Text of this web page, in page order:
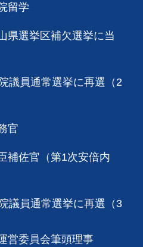
留学
県選挙区補欠選挙に当
議員通常選挙に再選（2
官
補佐官（第1次安倍内
議員通常選挙に再選（3
営委員会筆頭理事